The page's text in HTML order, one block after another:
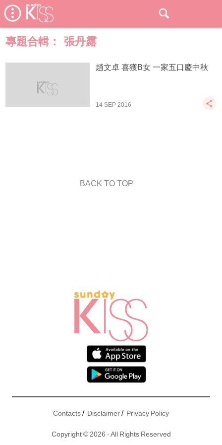
專題合輯： 張丹露
趙文卓 喜獲B女 一家五口慶中秋
14 SEP 2016
BACK TO TOP
Contacts/ Disclaimer/ Privacy Policy
Copyright © 2026 - All Rights Reserved